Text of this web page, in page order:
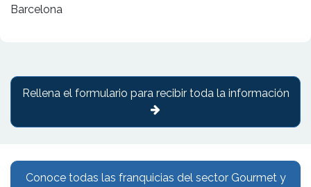
Barcelona
Conoce todas las franquicias del sector Gourmet y